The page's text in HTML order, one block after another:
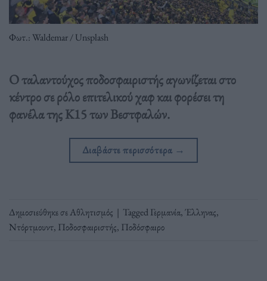
Φωτ.: Waldemar / Unsplash
Ο ταλαντούχος ποδοσφαιριστής αγωνίζεται στο
κέντρο σε ρόλο επιτελικού χαφ και φορέσει τη
φανέλα της Κ15 των Βεστφαλών.
Διαβάστε περισσότερα →
Δημοσιεύθηκε σεΑθλητισμός | TaggedΓερμανία,Έλληνας,
Ντόρτμουντ, Ποδοσφαιριστής, Ποδόσφαιρο